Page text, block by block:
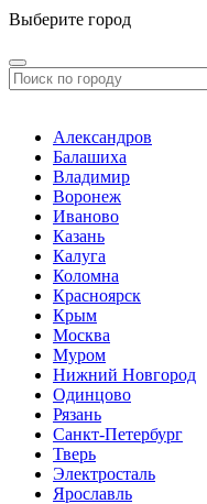
Выберите город
Александров
Балашиха
Владимир
Воронеж
Иваново
Казань
Калуга
Коломна
Красноярск
Крым
Москва
Муром
Нижний Новгород
Одинцово
Рязань
Санкт-Петербург
Тверь
Электросталь
Ярославль